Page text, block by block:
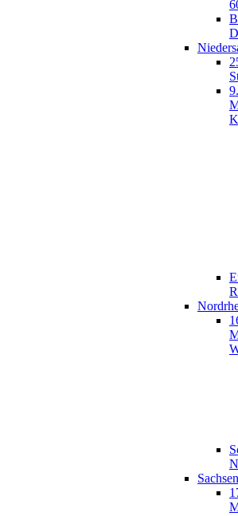
Sachsen